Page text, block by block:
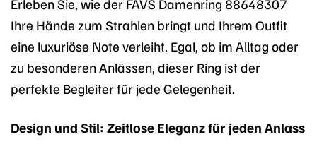
Erleben Sie, wie der FAVS Damenring 88648307
Ihre Hände zum Strahlen bringt und Ihrem Outfit
eine luxuriöse Note verleiht. Egal, ob im Alltag oder
zu besonderen Anlässen, dieser Ring ist der
perfekte Begleiter für jede Gelegenheit.
Design und Stil: Zeitlose Eleganz für jeden Anlass